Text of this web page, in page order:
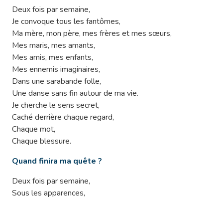
Deux fois par semaine,
Je convoque tous les fantômes,
Ma mère, mon père, mes frères et mes sœurs,
Mes maris, mes amants,
Mes amis, mes enfants,
Mes ennemis imaginaires,
Dans une sarabande folle,
Une danse sans fin autour de ma vie.
Je cherche le sens secret,
Caché derrière chaque regard,
Chaque mot,
Chaque blessure.
Quand finira ma quête ?
Deux fois par semaine,
Sous les apparences,